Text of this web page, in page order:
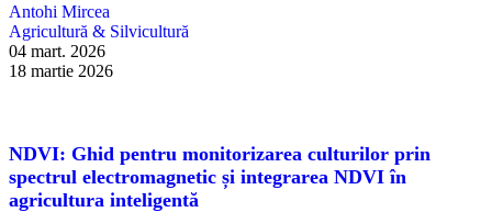
Antohi Mircea
Agricultură & Silvicultură
04 mart. 2026
18 martie 2026
NDVI: Ghid pentru monitorizarea culturilor prin
spectrul electromagnetic și integrarea NDVI în
agricultura inteligentă